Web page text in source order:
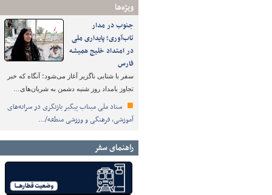
ویژه‌ها
جنوب در مدار
تاب‌آوری؛ پایداری ملی
در امتداد خلیج همیشه
فارس
سفر با شتابی ناگزیر آغاز می‌شود؛ آنگاه که خبر
تجاوز بامداد روز شنبه دشمن به شریان‌های…
ستاد ملی میناب پیگیر بازنگری در سرانه‌های
آموزشی، فرهنگی و ورزشی منطقه/…
راهنمای سفر